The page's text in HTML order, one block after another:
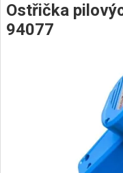
Ostřička
94077